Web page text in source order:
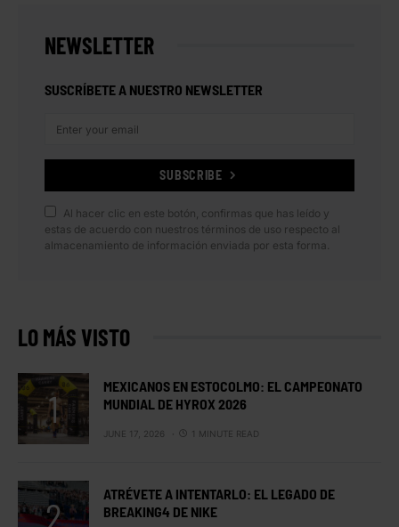
NEWSLETTER
SUSCRÍBETE A NUESTRO NEWSLETTER
SUBSCRIBE
Al hacer clic en este botón, confirmas que has leído y
estas de acuerdo con nuestros términos de uso respecto al
almacenamiento de información enviada por esta forma.
LO MÁS VISTO
MEXICANOS EN ESTOCOLMO: EL CAMPEONATO
MUNDIAL DE HYROX 2026
JUNE 17, 2026 1 MINUTE READ
ATRÉVETE A INTENTARLO: EL LEGADO DE
BREAKING4 DE NIKE